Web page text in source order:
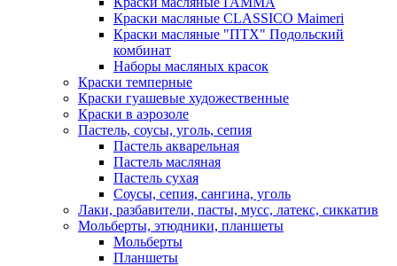
Краски масляные CLASSICO Maimeri
Краски масляные "ПТХ" Подольский
комбинат
Наборы масляных красок
Краски темперные
Краски гуашевые художественные
Краски в аэрозоле
Пастель, соусы, уголь, сепия
Пастель акварельная
Пастель масляная
Пастель сухая
Соусы, сепия, сангина, уголь
Лаки, разбавители, пасты, мусс, латекс, сиккатив
Мольберты, этюдники, планшеты
Мольберты
Планшеты